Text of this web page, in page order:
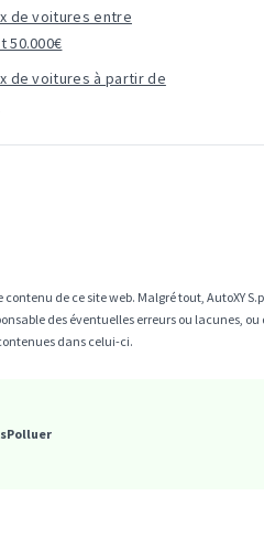
de voitures entre
50.000€
de voitures à partir de
de ce site web. Malgré tout,
des éventuelles erreurs ou
dans celui-ci.